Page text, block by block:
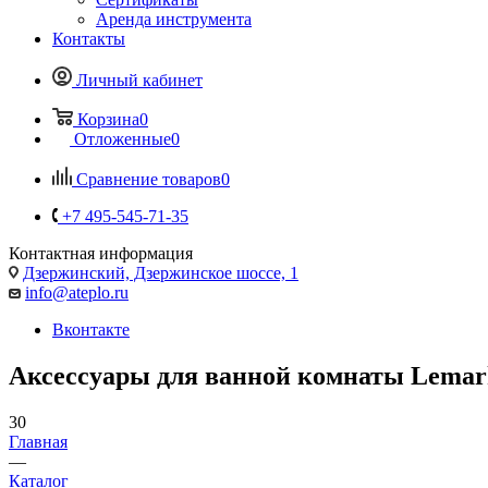
Аренда инструмента
Контакты
Личный кабинет
Корзина0
Отложенные0
Сравнение товаров0
+7 495-545-71-35
Контактная информация
Дзержинский, Дзержинское шоссе, 1
info@ateplo.ru
Вконтакте
Аксессуары для ванной комнаты
30
Главная
—
Каталог